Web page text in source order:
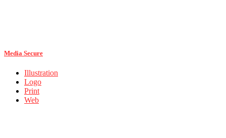
Media Secure
Illustration
Logo
Print
Web